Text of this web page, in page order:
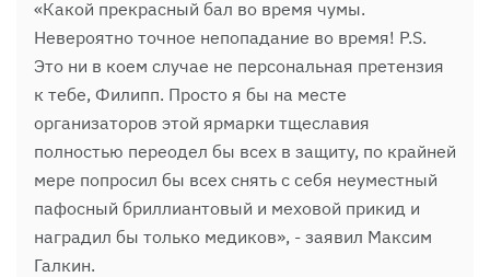
«Какой прекрасный бал во время чумы.
Невероятно точное непопадание во время! P.S.
Это ни в коем случае не персональная претензия
к тебе, Филипп. Просто я бы на месте
организаторов этой ярмарки тщеславия
полностью переодел бы всех в защиту, по крайней
мере попросил бы всех снять с себя неуместный
пафосный бриллиантовый и меховой прикид и
наградил бы только медиков», - заявил Максим
Галкин.